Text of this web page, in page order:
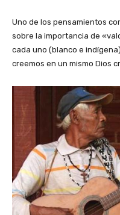
Uno de los pensamientos
sobre la importancia de
cada uno (blanco e
creemos en un mismo Dios